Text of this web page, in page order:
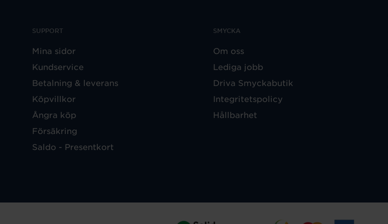
SUPPORT
Mina sidor
Kundservice
Betalning & leverans
Köpvillkor
Ångra köp
Försäkring
Saldo - Presentkort
SMYCKA
Om oss
Lediga jobb
Driva Smyckabutik
Integritetspolicy
Hållbarhet